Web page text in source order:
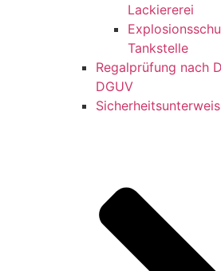
Lackiererei
Tankstelle
Regalprüfung nach
DGUV